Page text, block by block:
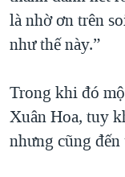
là nhờ ơn trên
như thế này.”
Trong khi đó
Xuân Hoa, tuy
nhưng cũng